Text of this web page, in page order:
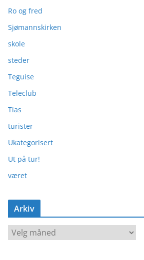
Ro og fred
Sjømannskirken
skole
steder
Teguise
Teleclub
Tias
turister
Ukategorisert
Ut på tur!
været
Arkiv
A
r